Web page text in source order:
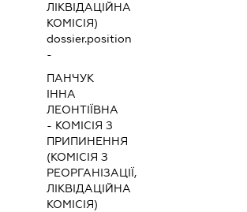
ЛІКВІДАЦІЙНА
КОМІСІЯ)
dossier.position
-
ПАНЧУК
ІННА
ЛЕОНТІЇВНА
- КОМІСІЯ З
ПРИПИНЕННЯ
(КОМІСІЯ З
РЕОРГАНІЗАЦІЇ,
ЛІКВІДАЦІЙНА
КОМІСІЯ)